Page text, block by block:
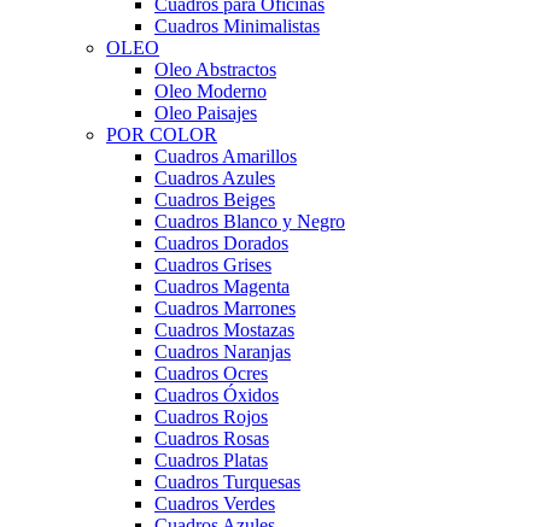
Cuadros para Oficinas
Cuadros Minimalistas
OLEO
Oleo Abstractos
Oleo Moderno
Oleo Paisajes
POR COLOR
Cuadros Amarillos
Cuadros Azules
Cuadros Beiges
Cuadros Blanco y Negro
Cuadros Dorados
Cuadros Grises
Cuadros Magenta
Cuadros Marrones
Cuadros Mostazas
Cuadros Naranjas
Cuadros Ocres
Cuadros Óxidos
Cuadros Rojos
Cuadros Rosas
Cuadros Platas
Cuadros Turquesas
Cuadros Verdes